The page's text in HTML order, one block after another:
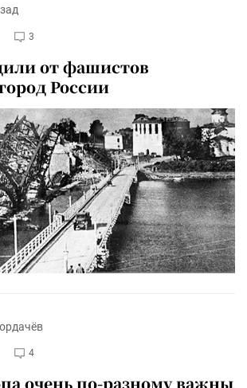
3
от фашистов
России
4
очень по-разному важны